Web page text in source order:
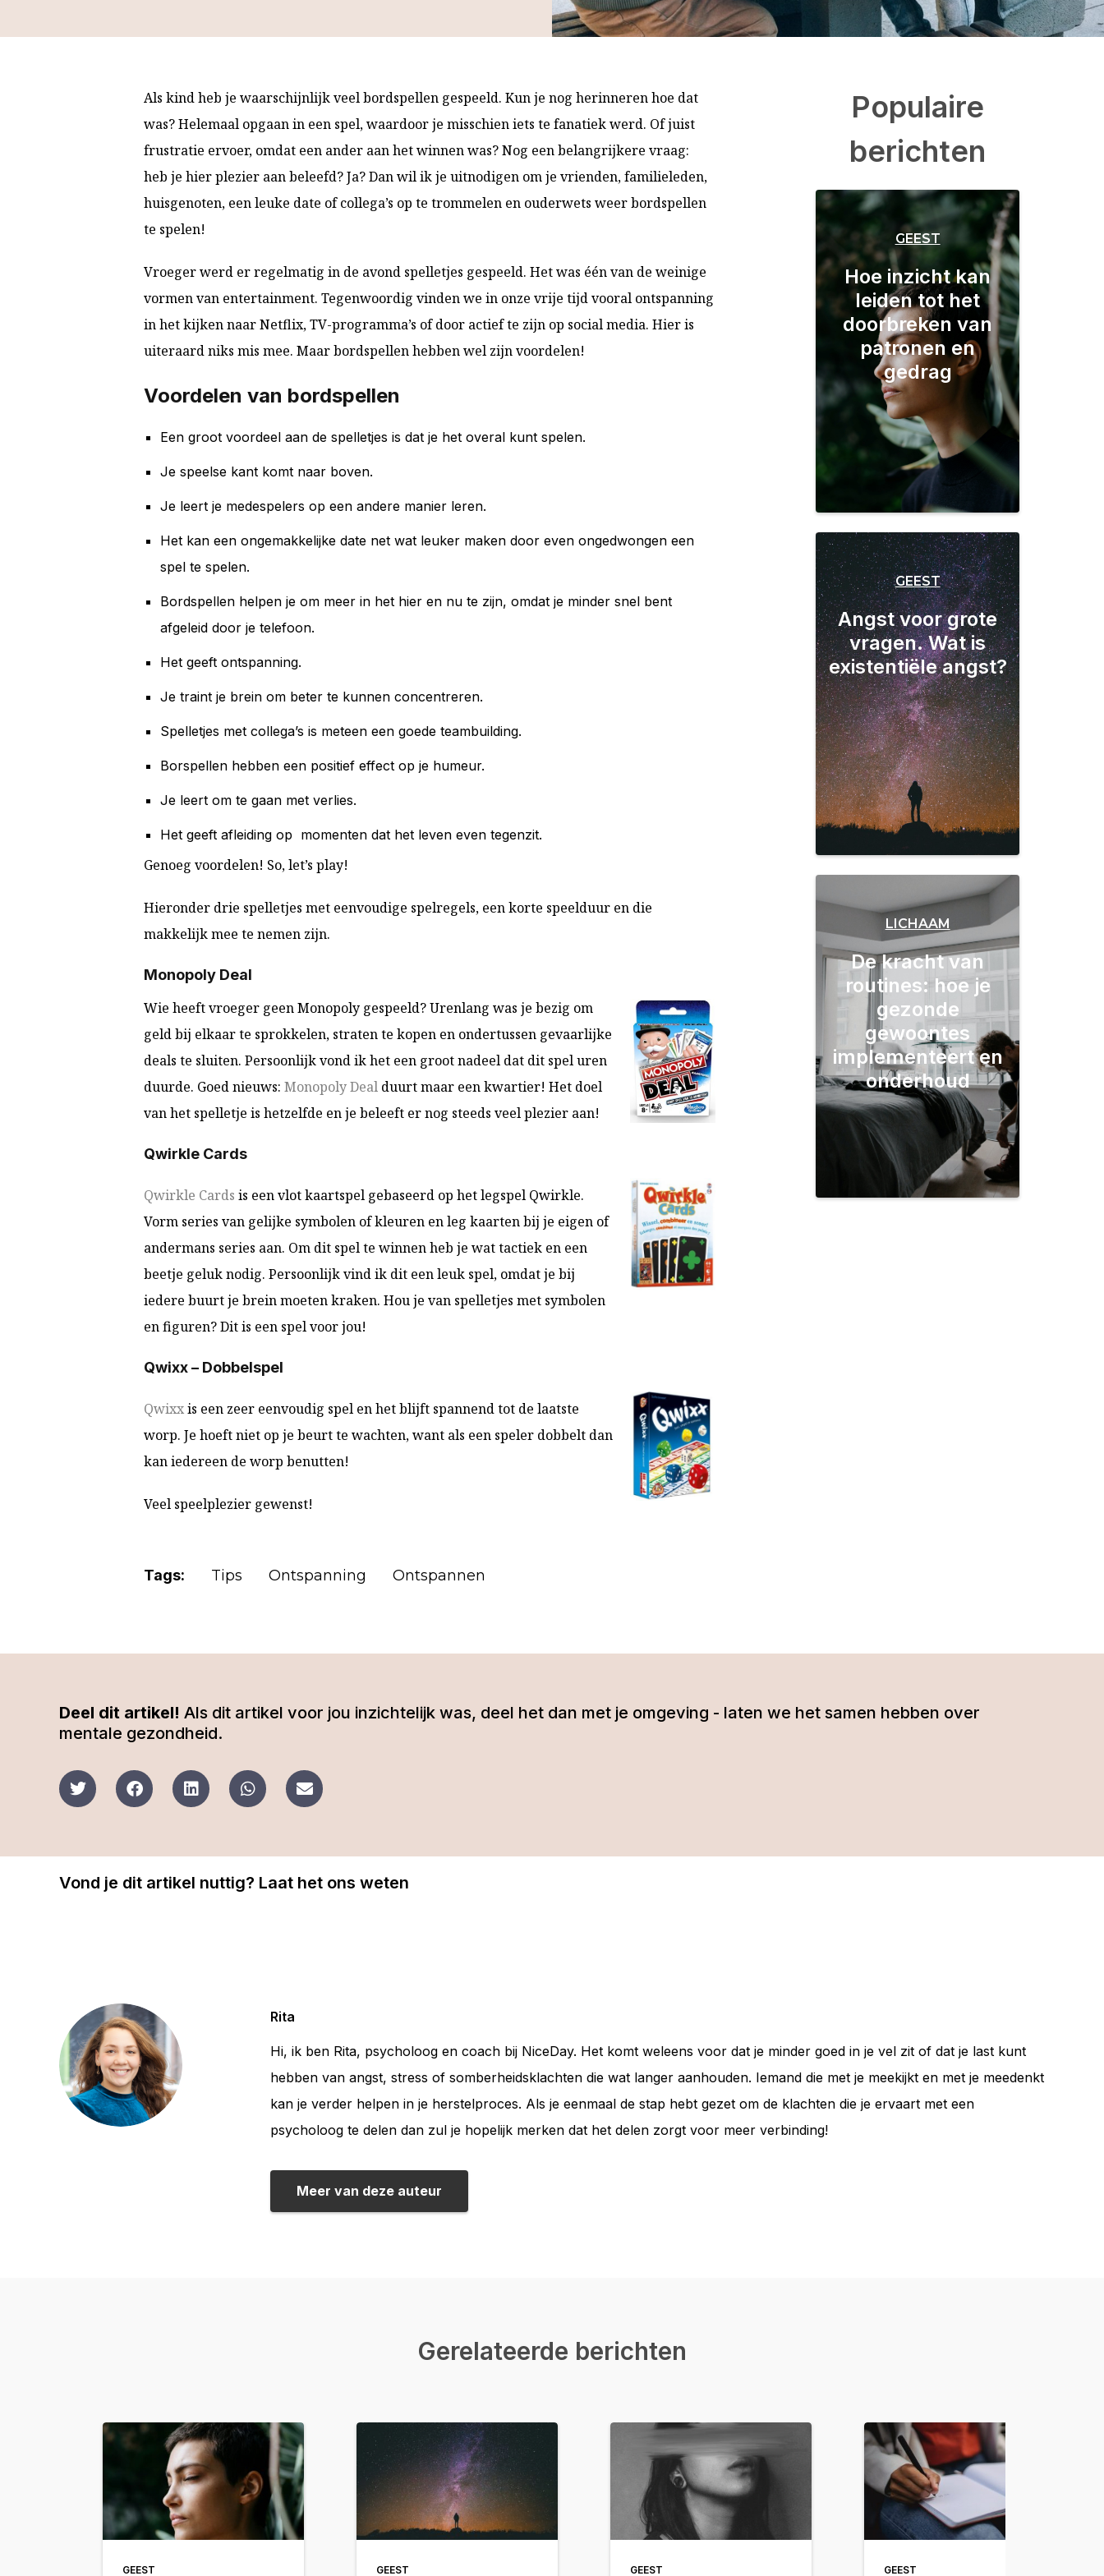
Als kind heb je waarschijnlijk veel bordspellen gespeeld. Kun je nog herinneren hoe dat
was? Helemaal opgaan in een spel, waardoor je misschien iets te fanatiek werd. Of juist
frustratie ervoer, omdat een ander aan het winnen was? Nog een belangrijkere vraag:
heb je hier plezier aan beleefd? Ja? Dan wil ik je uitnodigen om je vrienden, familieleden,
huisgenoten, een leuke date of collega’s op te trommelen en ouderwets weer bordspellen
te spelen!
Vroeger werd er regelmatig in de avond spelletjes gespeeld. Het was één van de weinige
vormen van entertainment. Tegenwoordig vinden we in onze vrije tijd vooral ontspanning
in het kijken naar Netflix, TV-programma’s of door actief te zijn op social media. Hier is
uiteraard niks mis mee. Maar bordspellen hebben wel zijn voordelen!
Voordelen van bordspellen
Een groot voordeel aan de spelletjes is dat je het overal kunt spelen.
Je speelse kant komt naar boven.
Je leert je medespelers op een andere manier leren.
Het kan een ongemakkelijke date net wat leuker maken door even ongedwongen een
spel te spelen.
Bordspellen helpen je om meer in het hier en nu te zijn, omdat je minder snel bent
afgeleid door je telefoon.
Het geeft ontspanning.
Je traint je brein om beter te kunnen concentreren.
Spelletjes met collega’s is meteen een goede teambuilding.
Borspellen hebben een positief effect op je humeur.
Je leert om te gaan met verlies.
Het geeft afleiding op momenten dat het leven even tegenzit.
Genoeg voordelen! So, let’s play!
Hieronder drie spelletjes met eenvoudige spelregels, een korte speelduur en die
makkelijk mee te nemen zijn.
Monopoly Deal
Wie heeft vroeger geen Monopoly gespeeld? Urenlang was je bezig om
geld bij elkaar te sprokkelen, straten te kopen en ondertussen gevaarlijke
deals te sluiten. Persoonlijk vond ik het een groot nadeel dat dit spel uren
duurde. Goed nieuws: Monopoly Dealduurt maar een kwartier! Het doel
van het spelletje is hetzelfde en je beleeft er nog steeds veel plezier aan!
Qwirkle Cards
Qwirkle Cards is een vlot kaartspel gebaseerd op het legspel Qwirkle.
Vorm series van gelijke symbolen of kleuren en leg kaarten bij je eigen of
andermans series aan. Om dit spel te winnen heb je wat tactiek en een
beetje geluk nodig. Persoonlijk vind ik dit een leuk spel, omdat je bij
iedere buurt je brein moeten kraken. Hou je van spelletjes met symbolen
en figuren? Dit is een spel voor jou!
Qwixx – Dobbelspel
Qwixxis een zeer eenvoudig spel en het blijft spannend tot de laatste
worp. Je hoeft niet op je beurt te wachten, want als een speler dobbelt dan
kan iedereen de worp benutten!
Veel speelplezier gewenst!
Tags: Tips Ontspanning Ontspannen
Populaire
berichten
GEEST
Hoe inzicht kan
leiden tot het
doorbreken van
patronen en
gedrag
GEEST
Angst voor grote
vragen. Wat is
existentiële angst?
LICHAAM
De kracht van
routines: hoe je
gezonde
gewoontes
implementeert en
onderhoud
Deel dit artikel! Als dit artikel voor jou inzichtelijk was, deel het dan met je omgeving - laten we het samen hebben over
mentale gezondheid.
Vond je dit artikel nuttig? Laat het ons weten
Rita
Hi, ik ben Rita, psycholoog en coach bij NiceDay. Het komt weleens voor dat je minder goed in je vel zit of dat je last kunt
hebben van angst, stress of somberheidsklachten die wat langer aanhouden. Iemand die met je meekijkt en met je meedenkt
kan je verder helpen in je herstelproces. Als je eenmaal de stap hebt gezet om de klachten die je ervaart met een
psycholoog te delen dan zul je hopelijk merken dat het delen zorgt voor meer verbinding!
Meer van deze auteur
Gerelateerde berichten
GEEST GEEST GEEST GEEST